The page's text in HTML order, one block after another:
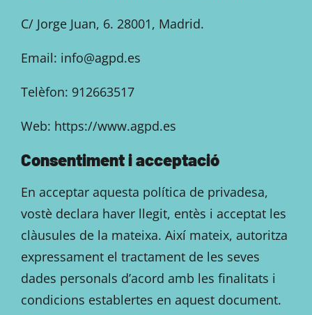
C/ Jorge Juan, 6. 28001, Madrid.
Email: info@agpd.es
Telèfon: 912663517
Web: https://www.agpd.es
Consentiment i acceptació
En acceptar aquesta política de privadesa,
vostè declara haver llegit, entès i acceptat les
clàusules de la mateixa. Així mateix, autoritza
expressament el tractament de les seves
dades personals d’acord amb les finalitats i
condicions establertes en aquest document.